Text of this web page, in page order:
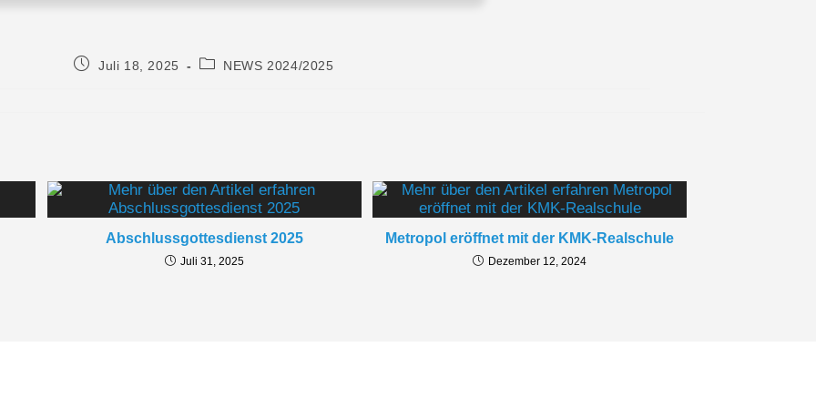
Juli 18, 2025 NEWS 2024/2025
Abschlussgottesdienst 2025
Juli 31, 2025
Metropol eröffnet mit der KMK-Realschule
Dezember 12, 2024
Impressum
Datenschutzerklärung
Instagram Datenschutzhinweise